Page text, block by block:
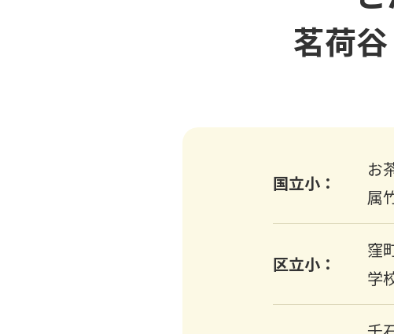
茗荷
国立小
お
属
区立小
窪
学